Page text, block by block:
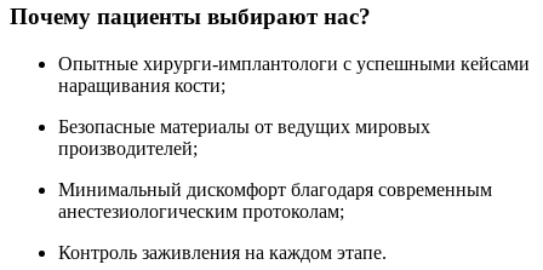
Почему пациенты выбирают нас?
Опытные хирурги-имплантологи с успешными кейсами
наращивания кости;
Безопасные материалы от ведущих мировых
производителей;
Минимальный дискомфорт благодаря современным
анестезиологическим протоколам;
Контроль заживления на каждом этапе.